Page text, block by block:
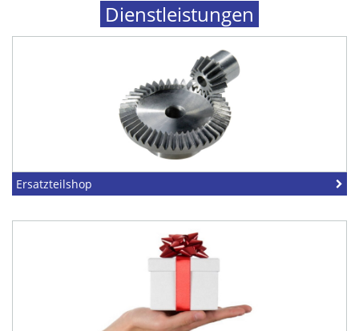
Dienstleistungen
Ersatzteilshop